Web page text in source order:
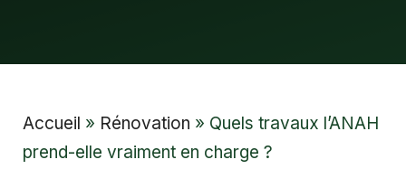
Accueil » Rénovation » Quels travaux l’ANAH
prend-elle vraiment en charge ?